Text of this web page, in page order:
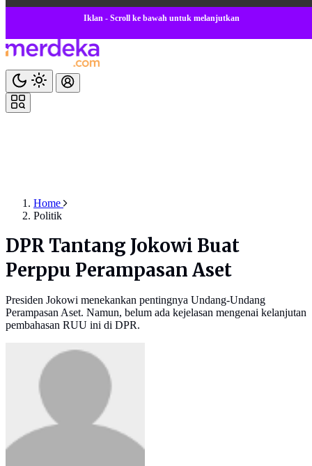
Iklan - Scroll ke bawah untuk melanjutkan
Home
Politik
DPR Tantang Jokowi Buat
Perppu Perampasan Aset
Presiden Jokowi menekankan pentingnya Undang-Undang
Perampasan Aset. Namun, belum ada kejelasan mengenai kelanjutan
pembahasan RUU ini di DPR.